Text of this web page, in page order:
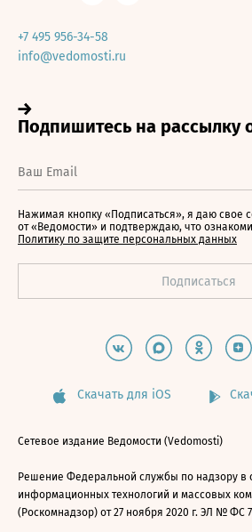
+7 495 956-34-58
info@vedomosti.ru
Нажимая кнопку «Подписаться», я даю свое
от «Ведомости» и подтверждаю, что
Политику по защите персональных данных
Скачать для iOS
Сетевое издание Ведомости (Vedomosti)
Решение Федеральной службы по надзору в
информационных технологий и массовых
(Роскомнадзор) от 27 ноября 2020 г. ЭЛ № ФС